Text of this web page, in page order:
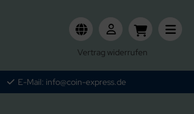
Vertrag widerrufen
E-Mail: info@coin-express.de